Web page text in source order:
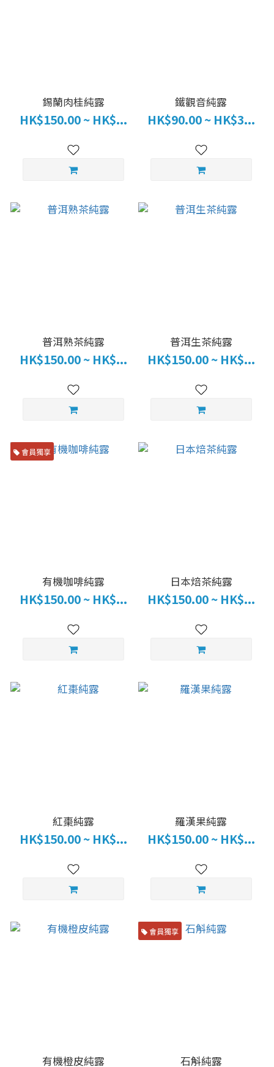
錫蘭肉桂純露
HK$150.00 ~ HK$...
鐵觀音純露
HK$90.00 ~ HK$3...
普洱熟茶純露
HK$150.00 ~ HK$...
普洱生茶純露
HK$150.00 ~ HK$...
會員獨享
有機咖啡純露
HK$150.00 ~ HK$...
日本焙茶純露
HK$150.00 ~ HK$...
紅棗純露
HK$150.00 ~ HK$...
羅漢果純露
HK$150.00 ~ HK$...
有機橙皮純露
會員獨享
石斛純露